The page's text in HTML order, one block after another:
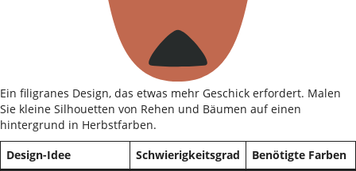
Ein filigranes Design, das etwas mehr Geschick erfordert. Malen
Sie kleine Silhouetten von Rehen und Bäumen auf einen
hintergrund in Herbstfarben.
Design-Idee
Schwierigkeitsgrad
Benötigte Farben